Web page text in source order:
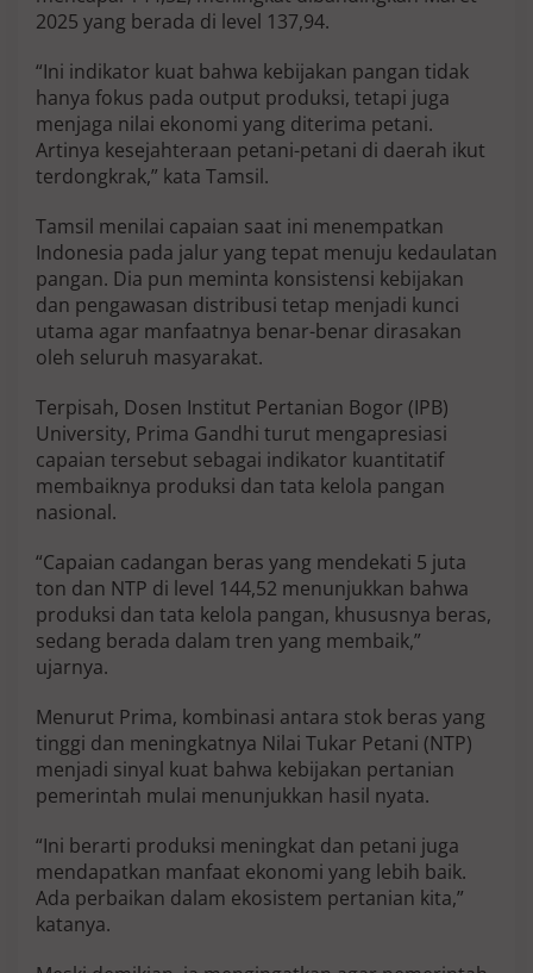
2025 yang berada di level 137,94.
“Ini indikator kuat bahwa kebijakan pangan tidak
hanya fokus pada output produksi, tetapi juga
menjaga nilai ekonomi yang diterima petani.
Artinya kesejahteraan petani-petani di daerah ikut
terdongkrak,” kata Tamsil.
Tamsil menilai capaian saat ini menempatkan
Indonesia pada jalur yang tepat menuju kedaulatan
pangan. Dia pun meminta konsistensi kebijakan
dan pengawasan distribusi tetap menjadi kunci
utama agar manfaatnya benar-benar dirasakan
oleh seluruh masyarakat.
Terpisah, Dosen Institut Pertanian Bogor (IPB)
University, Prima Gandhi turut mengapresiasi
capaian tersebut sebagai indikator kuantitatif
membaiknya produksi dan tata kelola pangan
nasional.
“Capaian cadangan beras yang mendekati 5 juta
ton dan NTP di level 144,52 menunjukkan bahwa
produksi dan tata kelola pangan, khususnya beras,
sedang berada dalam tren yang membaik,”
ujarnya.
Menurut Prima, kombinasi antara stok beras yang
tinggi dan meningkatnya Nilai Tukar Petani (NTP)
menjadi sinyal kuat bahwa kebijakan pertanian
pemerintah mulai menunjukkan hasil nyata.
“Ini berarti produksi meningkat dan petani juga
mendapatkan manfaat ekonomi yang lebih baik.
Ada perbaikan dalam ekosistem pertanian kita,”
katanya.